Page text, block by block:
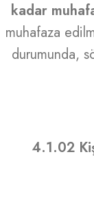
kadar
muhafaza
durumunda,
4.1.02